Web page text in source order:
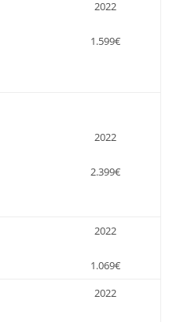
2022
1.599€
2022
2.399€
2022
1.069€
2022